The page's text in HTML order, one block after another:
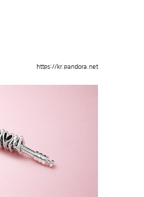
https://kr.pandora.net